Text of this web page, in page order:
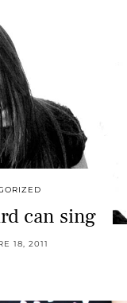
can sing
18, 2011